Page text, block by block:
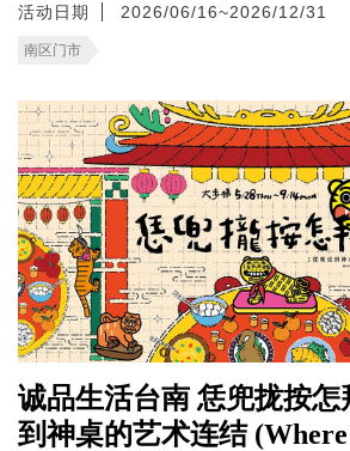
活动日期
2026/06/16~2026/12/31
南区门市
诚品生活台南 恁兜拢按怎
到神桌的艺术连结